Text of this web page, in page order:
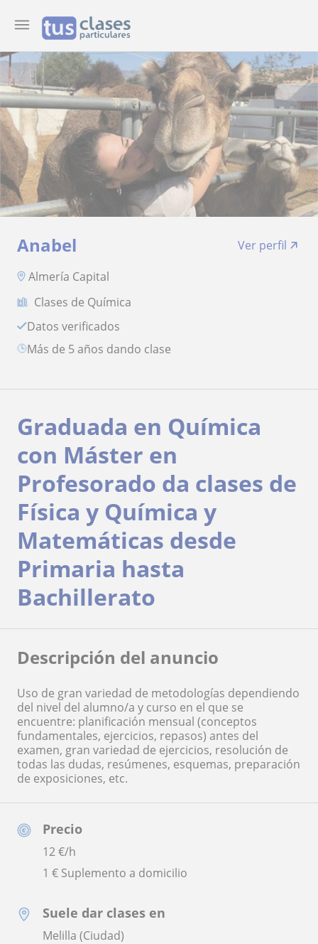
Anabel
Ver perfil
Almería Capital
Clases de Química
Datos verificados
más de 5 años dando clase
Precio
12€/h
1 € Suplemento a domicilio
Suele dar clases en
Melilla (Ciudad)
Graduada en Química
con Máster en
Profesorado da clases de
Física y Química y
Matemáticas desde
Primaria hasta
Bachillerato
Descripción del anuncio
Uso de gran variedad de metodologías dependiendo
del nivel del alumno/a y curso en el que se
encuentre: planificación mensual (conceptos
fundamentales, ejercicios, repasos) antes del
examen, gran variedad de ejercicios, resolución de
todas las dudas, resúmenes, esquemas, preparación
de exposiciones, etc.